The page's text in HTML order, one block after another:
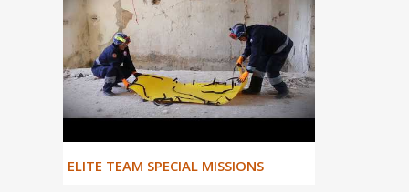
ΕLITE TEAM SPECIAL MISSIONS